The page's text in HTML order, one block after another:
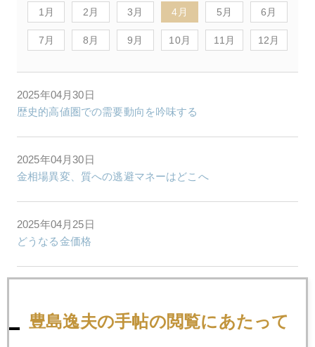
1月 2月 3月 4月 5月 6月
7月 8月 9月 10月 11月 12月
2025年04月30日
歴史的高値圏での需要動向を吟味する
2025年04月30日
金相場異変、質への逃避マネーはどこへ
2025年04月25日
どうなる金価格
豊島逸夫の手帖の閲覧にあたって